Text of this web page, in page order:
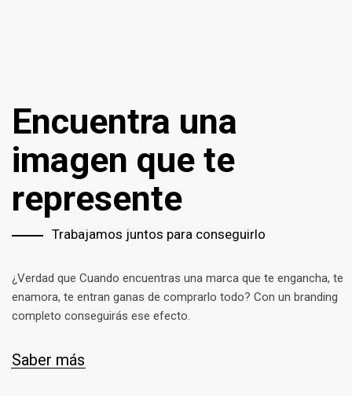
Encuentra una
imagen que te
represente
Trabajamos juntos para conseguirlo
¿Verdad que Cuando encuentras una marca que te engancha, te
enamora, te entran ganas de comprarlo todo? Con un branding
completo conseguirás ese efecto.
Saber más